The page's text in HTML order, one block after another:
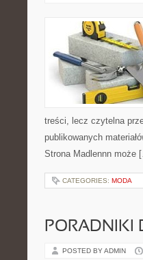
treści, lecz czytelna
publikowanych
Strona Madlennn może
CATEGORIES: MODA
PORADNIKI
POSTED BY ADMIN